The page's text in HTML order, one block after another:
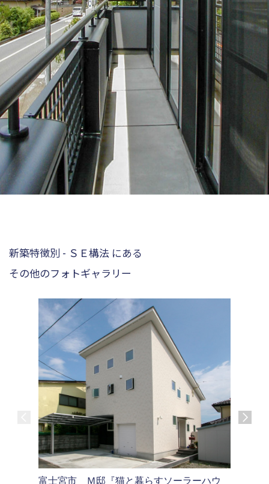
新築特徴別 - ＳＥ構法 にある
その他のフォトギャラリー
富士宮市 Ｍ邸『猫と暮らすソーラーハウ